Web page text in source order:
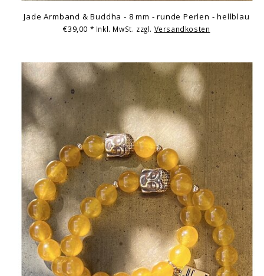
Jade Armband & Buddha - 8 mm - runde Perlen - hellblau
€39,00 * Inkl. MwSt. zzgl. Versandkosten